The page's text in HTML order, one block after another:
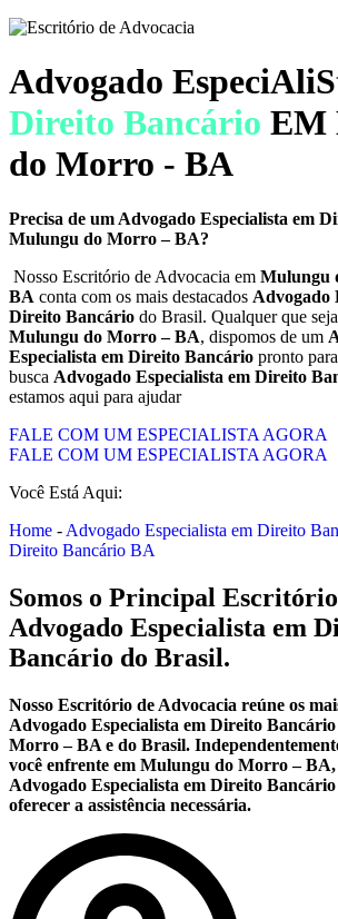
Advogado
Direito Bancário EM
do Morro - BA
Precisa de um Advogado Especialista em
Mulungu do Morro – BA?
Nosso Escritório de Advocacia em Mulungu
BA conta com os mais destacados Advogado
Direito Bancário do Brasil. Qualquer que
Mulungu do Morro – BA, dispomos de um
Especialista em Direito Bancário pronto
busca Advogado Especialista em Direito
estamos aqui para ajudar
FALE COM UM ESPECIALISTA AGORA
FALE COM UM ESPECIALISTA AGORA
Você Está Aqui:
Home - Advogado Especialista em Direito
Direito Bancário BA
Somos o Principal
Advogado Especialista em
Bancário do Brasil.
Nosso Escritório de Advocacia reúne os
Advogado Especialista em Direito
Morro – BA e do Brasil.
você enfrente em Mulungu do Morro – BA,
Advogado Especialista em Direito
oferecer a assistência necessária.